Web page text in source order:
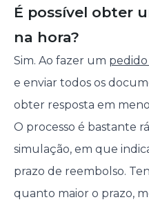
É possível obter
na hora?
Sim. Ao fazer um
e enviar todos os
obter resposta em
O processo é bastante
simulação, em que
prazo de reembolso.
quanto maior o prazo,